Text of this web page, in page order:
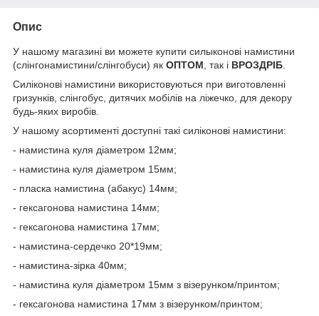
Опис
У нашому магазині ви можете купити силыконові намистини
(слінгонамистини/слінгобуси) як ОПТОМ , так і ВРОЗДРІБ
Силіконові намистини використовуються при виготовленні
гризунків, слінгобус, дитячих мобілів на ліжечко, для декору
будь-яких виробів.
У нашому асортименті доступні такі силіконові намистини:
- намистина куля діаметром 12мм;
- намистина куля діаметром 15мм;
- пласка намистина (абакус) 14мм;
- гексагонова намистина 14мм;
- гексагонова намистина 17мм;
- намистина-сердечко 20*19мм;
- намистина-зірка 40мм;
- намистина куля діаметром 15мм з візерунком/принтом;
- гексагонова намистина 17мм з візерунком/принтом;